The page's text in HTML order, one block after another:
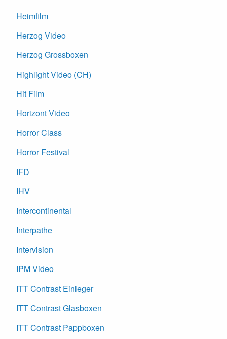
Heimfilm
Herzog Video
Herzog Grossboxen
Highlight Video (CH)
Hit Film
Horizont Video
Horror Class
Horror Festival
IFD
IHV
Intercontinental
Interpathe
Intervision
IPM Video
ITT Contrast Einleger
ITT Contrast Glasboxen
ITT Contrast Pappboxen